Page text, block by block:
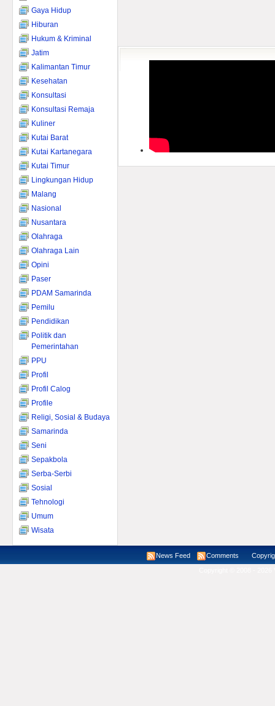
Gaya Hidup
Hiburan
Hukum & Kriminal
Jatim
Kalimantan Timur
Kesehatan
Konsultasi
Konsultasi Remaja
Kuliner
Kutai Barat
Kutai Kartanegara
Kutai Timur
Lingkungan Hidup
Malang
Nasional
Nusantara
Olahraga
Olahraga Lain
Opini
Paser
PDAM Samarinda
Pemilu
Pendidikan
Politik dan
Pemerintahan
PPU
Profil
Profil Calog
Profile
Religi, Sosial & Budaya
Samarinda
Seni
Sepakbola
Serba-Serbi
Sosial
Tehnologi
Umum
Wisata
News Feed Comments Copyright